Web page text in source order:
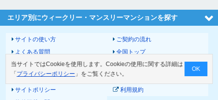
エリア別にウィークリー・マンスリーマンションを探す
サイトの使い方
ご契約の流れ
よくある質問
全国トップ
サイトマップ
運営会社
お問い合わせ
個人情報の取扱いについて
サイトポリシー
利用規約
当サイトではCookieを使用します。Cookieの使用に関する詳細は
「 プライバシーポリシー 」をご覧ください。
OK